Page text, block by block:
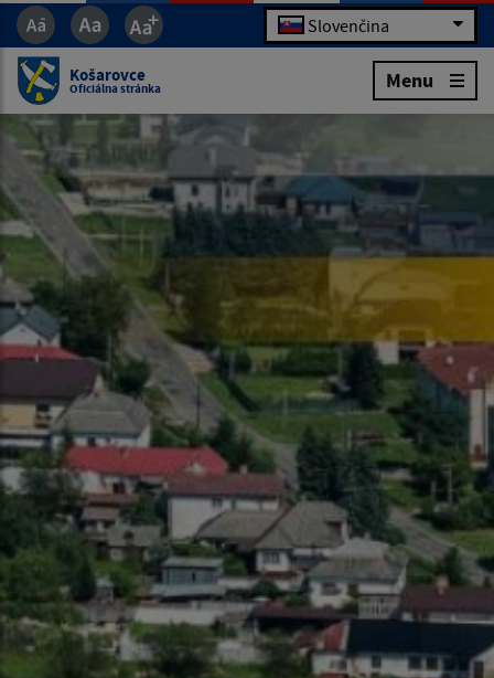
Slovenčina
Košarovce
Oficiálna stránka Menu